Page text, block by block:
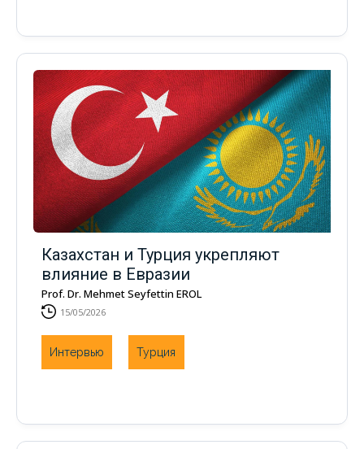
Казахстан и Турция укрепляют
влияние в Евразии
Prof. Dr. Mehmet Seyfettin EROL
15/05/2026
Интервью Турция